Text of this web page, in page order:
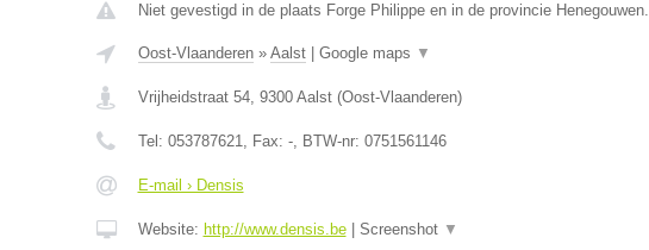
Niet gevestigd in de plaats Forge Philippe en in de provincie Henegouwen.
Oost-Vlaanderen» Aalst| Google maps ▼
Vrijheidstraat 54, 9300 Aalst(Oost-Vlaanderen)
Tel: 053787621, Fax: -, BTW-nr: 0751561146
E-mail › Densis
Website: http://www.densis.be| Screenshot ▼